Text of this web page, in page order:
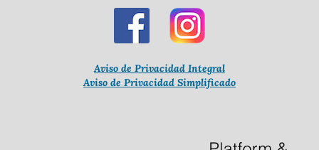
Aviso de Privacidad Integral
Aviso de Privacidad Simplificado